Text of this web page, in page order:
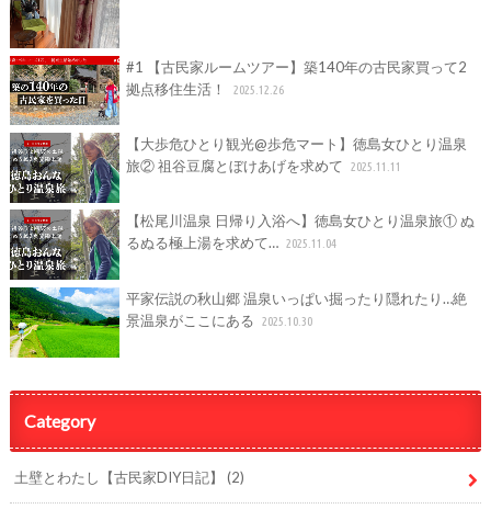
#1 【古民家ルームツアー】築140年の古民家買って2
拠点移住生活！
2025.12.26
【大歩危ひとり観光@歩危マート】徳島女ひとり温泉
旅② 祖谷豆腐とぼけあげを求めて
2025.11.11
【松尾川温泉 日帰り入浴へ】徳島女ひとり温泉旅① ぬ
るぬる極上湯を求めて… 2025.11.04
平家伝説の秋山郷 温泉いっぱい掘ったり隠れたり…絶
景温泉がここにある
2025.10.30
Category
土壁とわたし【古民家DIY日記】 (2)